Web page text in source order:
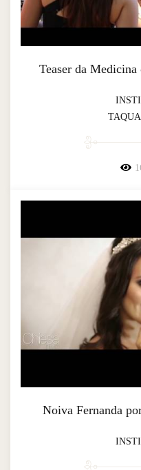
Teaser da
Noiva Fernanda